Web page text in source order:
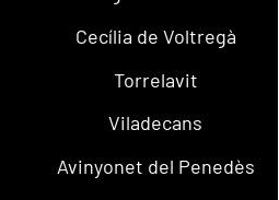
Cecília de Voltregà
Torrelavit
Viladecans
Avinyonet del Penedès